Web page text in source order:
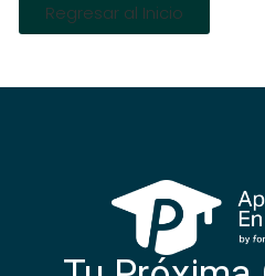
Regresar al Inicio